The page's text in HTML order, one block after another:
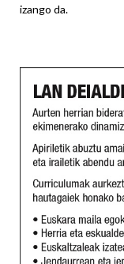
izango da.